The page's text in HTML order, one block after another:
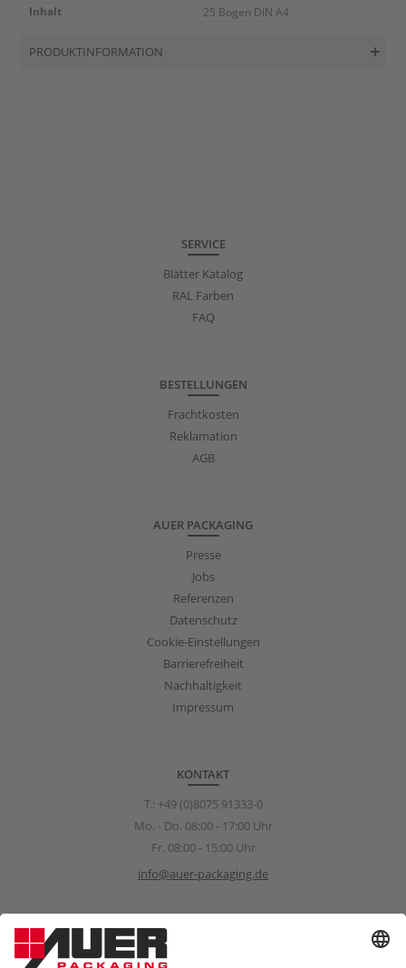
Inhalt 25 Bogen DIN A4
PRODUKTINFORMATION
SERVICE
Blätter Katalog
RAL Farben
FAQ
BESTELLUNGEN
Frachtkosten
Reklamation
AGB
AUER PACKAGING
Presse
Jobs
Referenzen
Datenschutz
Cookie-Einstellungen
Barrierefreiheit
Nachhaltigkeit
Impressum
KONTAKT
T.: +49 (0)8075 91333-0
Mo. - Do. 08:00 - 17:00 Uhr
Fr. 08:00 - 15:00 Uhr
info@auer-packaging.de
Sponsoring Anfragen
sponsoring@auer-packaging.com